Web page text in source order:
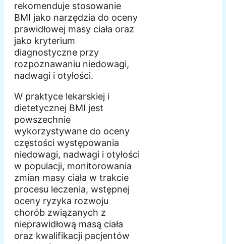
rekomenduje stosowanie
BMI jako narzędzia do oceny
prawidłowej masy ciała oraz
jako kryterium
diagnostyczne przy
rozpoznawaniu niedowagi,
nadwagi i otyłości.
W praktyce lekarskiej i
dietetycznej BMI jest
powszechnie
wykorzystywane do oceny
częstości występowania
niedowagi, nadwagi i otyłości
w populacji, monitorowania
zmian masy ciała w trakcie
procesu leczenia, wstępnej
oceny ryzyka rozwoju
chorób związanych z
nieprawidłową masą ciała
oraz kwalifikacji pacjentów